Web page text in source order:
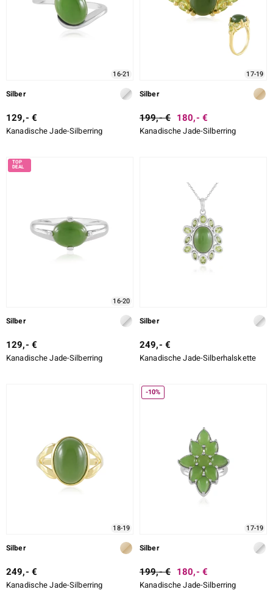
16-21
Silber
129,- €
Kanadische Jade-Silberring
17-19
Silber
199,- € 180,- €
Kanadische Jade-Silberring
16-20
Silber
129,- €
Kanadische Jade-Silberring
Silber
249,- €
Kanadische Jade-Silberhalskette
18-19
Silber
249,- €
Kanadische Jade-Silberring
-10%
17-19
Silber
199,- € 180,- €
Kanadische Jade-Silberring